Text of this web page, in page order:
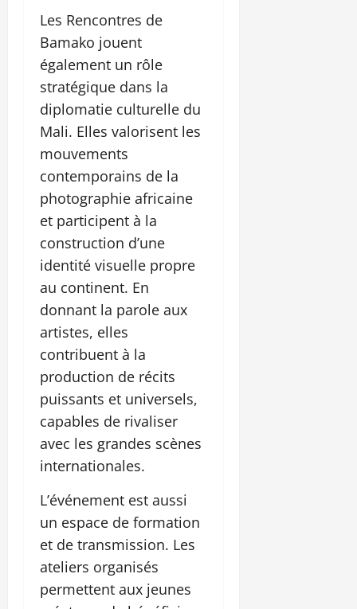
Les Rencontres de
Bamako jouent
également un rôle
stratégique dans la
diplomatie culturelle du
Mali. Elles valorisent les
mouvements
contemporains de la
photographie africaine
et participent à la
construction d’une
identité visuelle propre
au continent. En
donnant la parole aux
artistes, elles
contribuent à la
production de récits
puissants et universels,
capables de rivaliser
avec les grandes scènes
internationales.
L’événement est aussi
un espace de formation
et de transmission. Les
ateliers organisés
permettent aux jeunes